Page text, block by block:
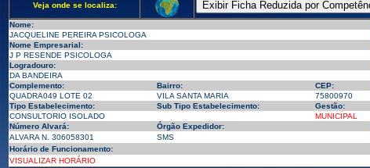
Veja onde se localiza:
Nome:
JACQUELINE PEREIRA PSICOLOGA
Nome Empresarial:
J P RESENDE PSICOLOGA
Logradouro:
DA BANDEIRA
Complemento:
Bairro: CEP:
QUADRA049 LOTE 02
VILA SANTA MARIA 75800970
Tipo Estabelecimento:
Sub Tipo Estabelecimento: Gestão:
CONSULTORIO ISOLADO
MUNICIPAL
Número Alvará:
Órgão Expedidor:
ALVARA N. 306058301
SMS
Horário de Funcionamento:
VISUALIZAR HORÁRIO